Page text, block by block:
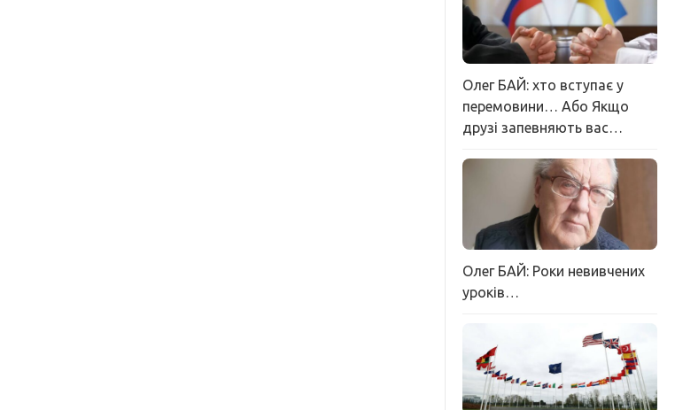
Олег БАЙ: хто вступає у
перемовини… Або Якщо
друзі запевняють вас…
Олег БАЙ: Роки невивчених
уроків…